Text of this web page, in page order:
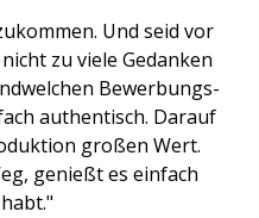
Und seid vor
zu viele Gedanken
Bewerbungs-
authentisch. Darauf
großen Wert.
genießt es einfach